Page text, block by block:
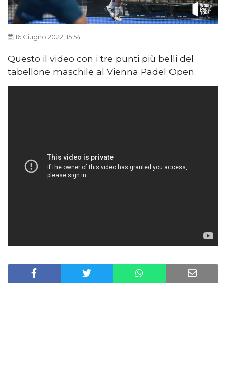
16 Giugno 2022, 15:54
Questo il video con i tre punti più belli del
tabellone maschile al Vienna Padel Open.